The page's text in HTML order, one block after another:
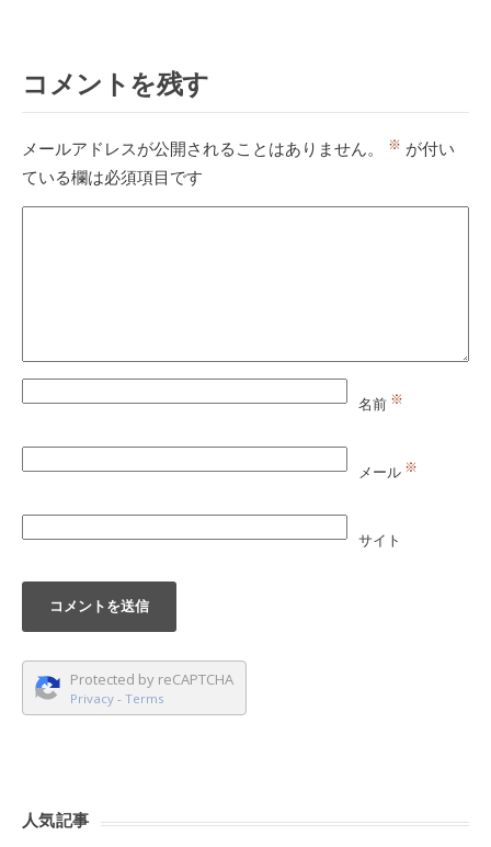
コメントを残す
メールアドレスが公開されることはありません。 ※ が付い
ている欄は必須項目です
名前 ※
メール ※
サイト
Protected by reCAPTCHA
Privacy - Terms
人気記事